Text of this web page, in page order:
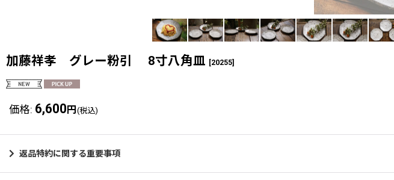
加藤祥孝 グレー粉引 8寸八角皿 [20255]
価格: 6,600 円 (税込)
返品特約に関する重要事項